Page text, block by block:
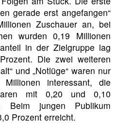
gerade erst angefangen“
Zuschauer an, bei
wurden 0,19 Millionen
in der Zielgruppe lag
Die zwei weiteren
und „Notlüge“ waren nur
interessant, die
mit 0,20 und 0,10
Beim jungen Publikum
Prozent erreicht.